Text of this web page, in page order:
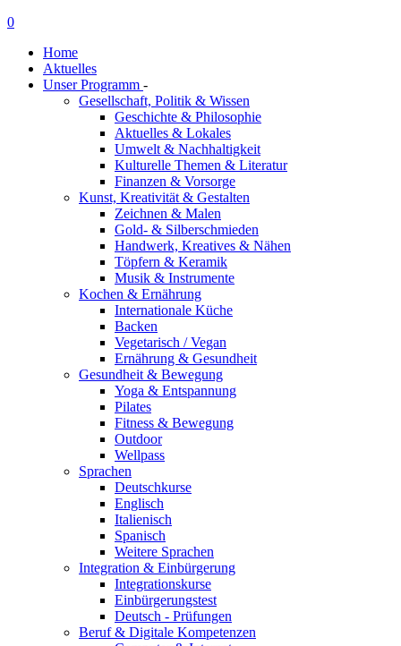
0
Home
Aktuelles
Unser Programm -
Gesellschaft, Politik & Wissen
Geschichte & Philosophie
Aktuelles & Lokales
Umwelt & Nachhaltigkeit
Kulturelle Themen & Literatur
Finanzen & Vorsorge
Kunst, Kreativität & Gestalten
Zeichnen & Malen
Gold- & Silberschmieden
Handwerk, Kreatives & Nähen
Töpfern & Keramik
Musik & Instrumente
Kochen & Ernährung
Internationale Küche
Backen
Vegetarisch / Vegan
Ernährung & Gesundheit
Gesundheit & Bewegung
Yoga & Entspannung
Pilates
Fitness & Bewegung
Outdoor
Wellpass
Sprachen
Deutschkurse
Englisch
Italienisch
Spanisch
Weitere Sprachen
Integration & Einbürgerung
Integrationskurse
Einbürgerungstest
Deutsch - Prüfungen
Beruf & Digitale Kompetenzen